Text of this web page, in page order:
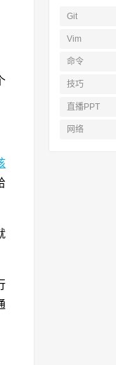
Git
Vim
命令
技巧
直播PPT
网络